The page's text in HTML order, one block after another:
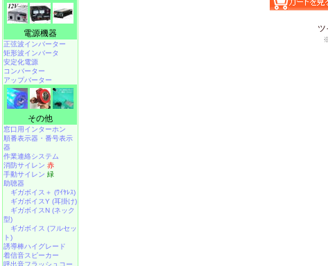
電源機器
正弦波インバーター
矩形波インバータ
安定化電源
コンバーター
アップバーター
その他
窓口用インターホン
順番表示器・番号表示
器
作業連絡システム
消防サイレン 赤
手動サイレン 緑
助聴器
ギガボイス＋ (ﾜｲﾔﾚｽ)
ギガボイスY (耳掛け)
ギガボイスN (ネック
型)
ギガボイス (フルセッ
ト)
誘導棒ハイグレード
着信音スピーカー
呼出音フラッシュコー